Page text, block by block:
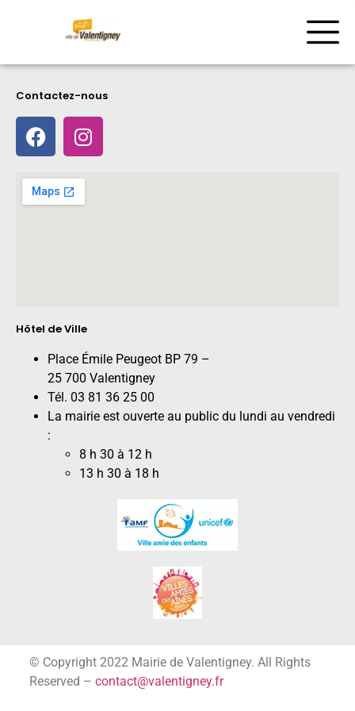
Contactez-nous
Hôtel de Ville
Place Émile Peugeot BP 79 –
25 700 Valentigney
Tél. 03 81 36 25 00
La mairie est ouverte au public du lundi au vendredi
:
8 h 30 à 12 h
13 h 30 à 18 h
© Copyright 2022 Mairie de Valentigney. All Rights
Reserved – contact@valentigney.fr